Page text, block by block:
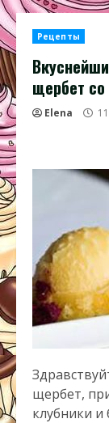
Рецепты
щербет
Elena
щербет,
клубники и